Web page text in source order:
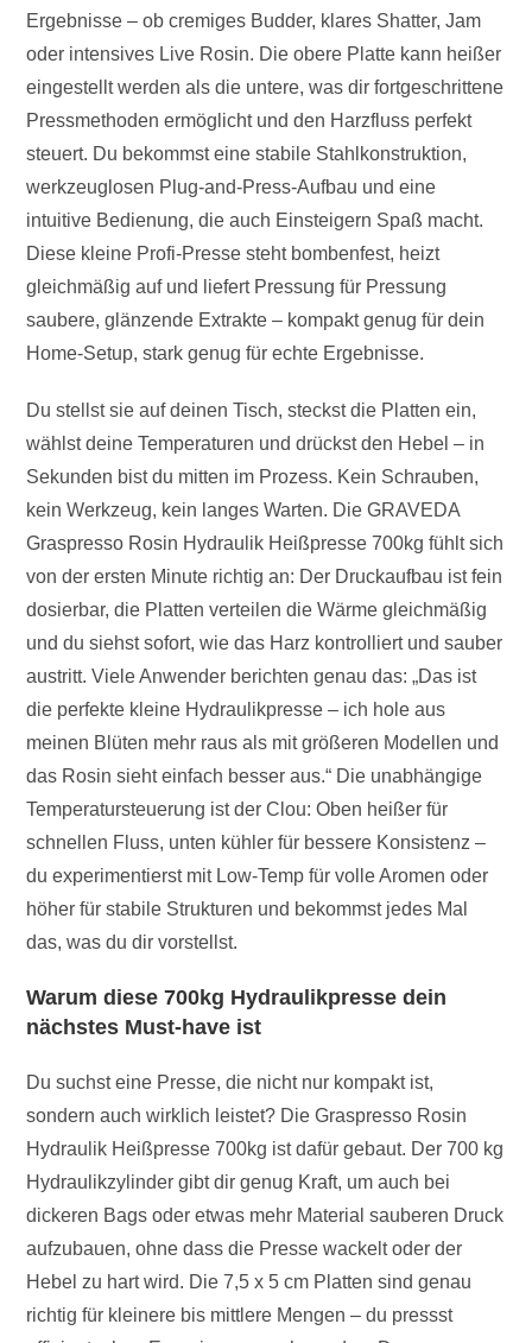
Ergebnisse – ob cremiges Budder, klares Shatter, Jam
oder intensives Live Rosin. Die obere Platte kann heißer
eingestellt werden als die untere, was dir fortgeschrittene
Pressmethoden ermöglicht und den Harzfluss perfekt
steuert. Du bekommst eine stabile Stahlkonstruktion,
werkzeuglosen Plug-and-Press-Aufbau und eine
intuitive Bedienung, die auch Einsteigern Spaß macht.
Diese kleine Profi-Presse steht bombenfest, heizt
gleichmäßig auf und liefert Pressung für Pressung
saubere, glänzende Extrakte – kompakt genug für dein
Home-Setup, stark genug für echte Ergebnisse.
Du stellst sie auf deinen Tisch, steckst die Platten ein,
wählst deine Temperaturen und drückst den Hebel – in
Sekunden bist du mitten im Prozess. Kein Schrauben,
kein Werkzeug, kein langes Warten. Die GRAVEDA
Graspresso Rosin Hydraulik Heißpresse 700kg fühlt sich
von der ersten Minute richtig an: Der Druckaufbau ist fein
dosierbar, die Platten verteilen die Wärme gleichmäßig
und du siehst sofort, wie das Harz kontrolliert und sauber
austritt. Viele Anwender berichten genau das: „Das ist
die perfekte kleine Hydraulikpresse – ich hole aus
meinen Blüten mehr raus als mit größeren Modellen und
das Rosin sieht einfach besser aus.“ Die unabhängige
Temperatursteuerung ist der Clou: Oben heißer für
schnellen Fluss, unten kühler für bessere Konsistenz –
du experimentierst mit Low-Temp für volle Aromen oder
höher für stabile Strukturen und bekommst jedes Mal
das, was du dir vorstellst.
Warum diese 700kg Hydraulikpresse dein
nächstes Must-have ist
Du suchst eine Presse, die nicht nur kompakt ist,
sondern auch wirklich leistet? Die Graspresso Rosin
Hydraulik Heißpresse 700kg ist dafür gebaut. Der 700 kg
Hydraulikzylinder gibt dir genug Kraft, um auch bei
dickeren Bags oder etwas mehr Material sauberen Druck
aufzubauen, ohne dass die Presse wackelt oder der
Hebel zu hart wird. Die 7,5 x 5 cm Platten sind genau
richtig für kleinere bis mittlere Mengen – du pressst